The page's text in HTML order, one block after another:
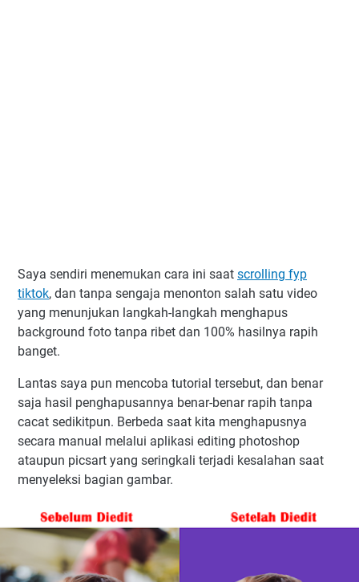
Saya sendiri menemukan cara ini saat scrolling fyp
tiktok, dan tanpa sengaja menonton salah satu video
yang menunjukan langkah-langkah menghapus
background foto tanpa ribet dan 100% hasilnya rapih
banget.
Lantas saya pun mencoba tutorial tersebut, dan benar
saja hasil penghapusannya benar-benar rapih tanpa
cacat sedikitpun. Berbeda saat kita menghapusnya
secara manual melalui aplikasi editing photoshop
ataupun picsart yang seringkali terjadi kesalahan saat
menyeleksi bagian gambar.